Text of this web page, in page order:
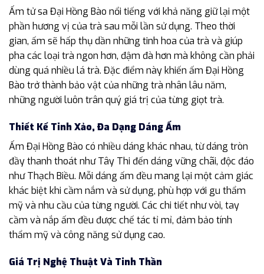
Ấm tử sa Đại Hồng Bào nổi tiếng với khả năng giữ lại một
phần hương vị của trà sau mỗi lần sử dụng. Theo thời
gian, ấm sẽ hấp thụ dần những tinh hoa của trà và giúp
pha các loại trà ngon hơn, đậm đà hơn mà không cần phải
dùng quá nhiều lá trà. Đặc điểm này khiến ấm Đại Hồng
Bào trở thành bảo vật của những trà nhân lâu năm,
những người luôn trân quý giá trị của từng giọt trà.
Thiết Kế Tinh Xảo, Đa Dạng Dáng Ấm
Ấm Đại Hồng Bào có nhiều dáng khác nhau, từ dáng tròn
đầy thanh thoát như Tây Thi đến dáng vững chãi, độc đáo
như Thạch Biều. Mỗi dáng ấm đều mang lại một cảm giác
khác biệt khi cầm nắm và sử dụng, phù hợp với gu thẩm
mỹ và nhu cầu của từng người. Các chi tiết như vòi, tay
cầm và nắp ấm đều được chế tác tỉ mỉ, đảm bảo tính
thẩm mỹ và công năng sử dụng cao.
Giá Trị Nghệ Thuật Và Tinh Thần